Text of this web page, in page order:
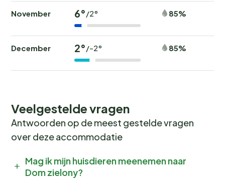
November 6°/2° 85%
December 2°/-2° 85%
Veelgestelde vragen
Antwoorden op de meest gestelde vragen
over deze accommodatie
Mag ik mijn huisdieren meenemen naar
Dom zielony?